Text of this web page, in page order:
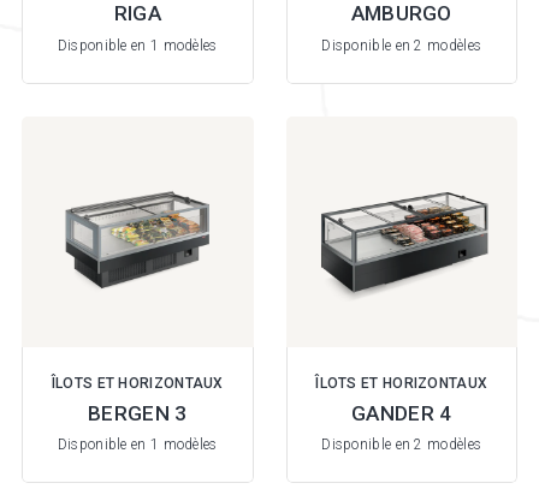
RIGA
Disponible en 1 modèles
AMBURGO
Disponible en 2 modèles
ÎLOTS ET HORIZONTAUX
BERGEN 3
Disponible en 1 modèles
ÎLOTS ET HORIZONTAUX
GANDER 4
Disponible en 2 modèles